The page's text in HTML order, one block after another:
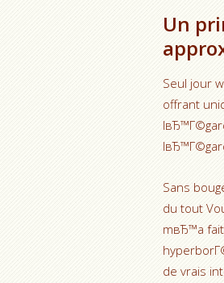
Un
Seul jour
offrant
Sans
du tout
mвЂ™a
de vrais